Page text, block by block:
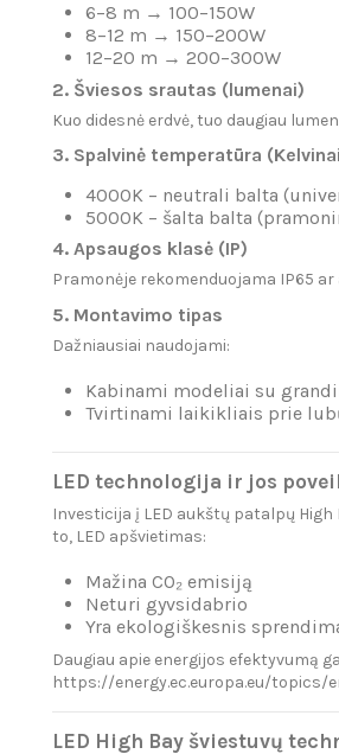
6–8 m → 100–150W
8–12 m → 150–200W
12–20 m → 200–300W
2. Šviesos srautas (lumenai)
Kuo didesnė erdvė, tuo daugiau
3. Spalvinė temperatūra
4000K – neutrali balta
5000K – šalta balta
4. Apsaugos klasė (IP)
Pramonėje rekomenduojama IP65
5. Montavimo tipas
Dažniausiai naudojami:
Kabinami modeliai su
Tvirtinami laikikliais prie
LED technologija ir jos
Investicija į LED aukštų patalpų
to, LED apšvietimas:
Mažina CO₂ emisiją
Neturi gyvsidabrio
Yra ekologiškesnis
Daugiau apie energijos efektyvumą
https://energy.ec.europa.eu/topics/
LED High Bay šviestuvų